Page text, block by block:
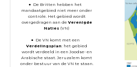
De Britten hebben het
mandaatgebied niet meer onder
controle. Het gebied wordt
overgedragen aan de Verenigde
Naties (VN)
De VN komt met een
Verdelingsplan: het gebied
wordt verdeeld in een Joodse- en
Arabische staat. Jeruzalem komt
onder bestuur van de VN te staan.